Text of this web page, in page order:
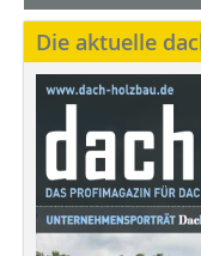
Die aktuelle